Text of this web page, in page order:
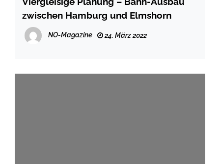
zwischen Hamburg und Elmshorn
NO-Magazine 24. März 2022